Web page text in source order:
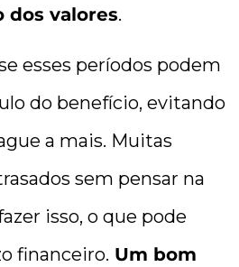
dos valores.
esses períodos podem
do benefício, evitando
a mais. Muitas
sem pensar na
isso, o que pode
financeiro. Um bom